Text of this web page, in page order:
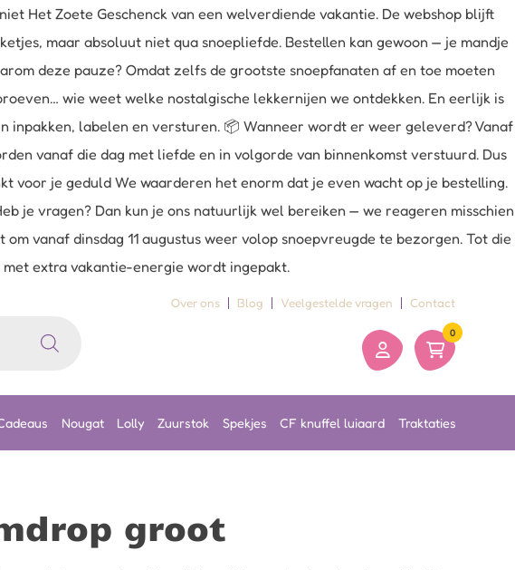
Het Zoete Geschenck van een welverdiende vakantie. De webshop blijft
maar absoluut niet qua snoepliefde. Bestellen kan gewoon — je mandje
deze pauze? Omdat zelfs de grootste snoepfanaten af en toe moeten
wie weet welke nostalgische lekkernijen we ontdekken. En eerlijk is
labelen en versturen. 📦 Wanneer wordt er weer geleverd? Vanaf
vanaf die dag met liefde en in volgorde van binnenkomst verstuurd. Dus
voor je geduld We waarderen het enorm dat je even wacht op je bestelling.
je vragen? Dan kun je ons natuurlijk wel bereiken — we reageren misschien
vanaf dinsdag 11 augustus weer volop snoepvreugde te bezorgen. Tot die
extra vakantie-energie wordt ingepakt.
Over ons Blog Veelgestelde vragen Contact
0
Nougat Lolly Zuurstok Spekjes CF knuffel luiaard Traktaties
groot